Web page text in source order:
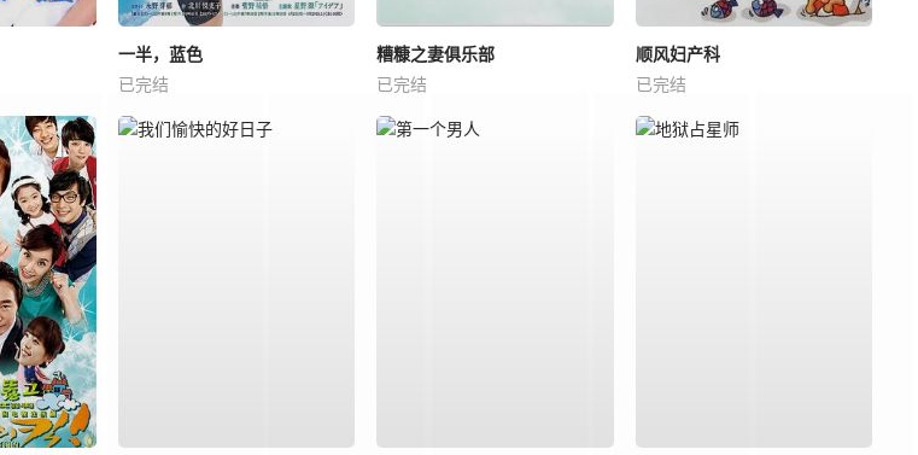
一半，蓝色
已完结
糟糠之妻俱乐部
已完结
顺风妇产科
已完结